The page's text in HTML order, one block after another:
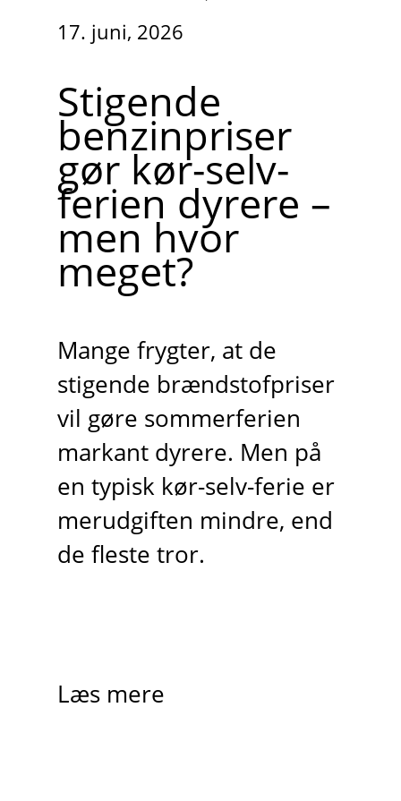
17. juni, 2026
Stigende
benzinpriser
gør kør-selv-
ferien dyrere –
men hvor
meget?
Mange frygter, at de
stigende brændstofpriser
vil gøre sommerferien
markant dyrere. Men på
en typisk kør-selv-ferie er
merudgiften mindre, end
de fleste tror.
Læs mere